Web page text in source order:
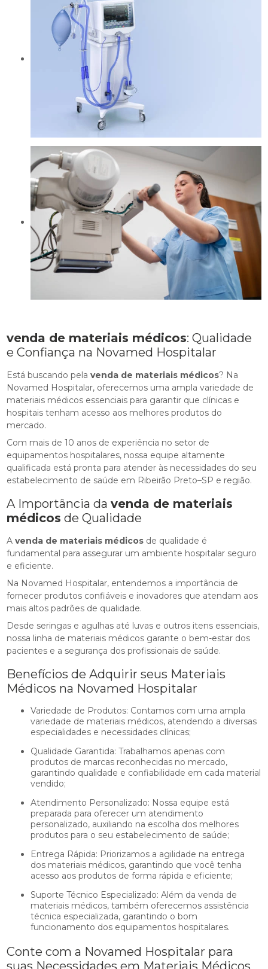
venda de materiais médicos: Qualidade
e Confiança na Novamed Hospitalar
Está buscando pelavenda de materiais médicos? Na
Novamed Hospitalar, oferecemos uma ampla variedade de
materiais médicos essenciais para garantir que clínicas e
hospitais tenham acesso aos melhores produtos do
mercado.
Com mais de 10 anos de experiência no setor de
equipamentos hospitalares, nossa equipe altamente
qualificada está pronta para atender às necessidades do seu
estabelecimento de saúde em Ribeirão Preto–SP e região.
A Importância davenda de materiais
médicos de Qualidade
Avenda de materiais médicos de qualidade é
fundamental para assegurar um ambiente hospitalar seguro
e eficiente.
Na Novamed Hospitalar, entendemos a importância de
fornecer produtos confiáveis e inovadores que atendam aos
mais altos padrões de qualidade.
Desde seringas e agulhas até luvas e outros itens essenciais,
nossa linha de materiais médicos garante o bem-estar dos
pacientes e a segurança dos profissionais de saúde.
Benefícios de Adquirir seus Materiais
Médicos na Novamed Hospitalar
Variedade de Produtos: Contamos com uma ampla
variedade de materiais médicos, atendendo a diversas
especialidades e necessidades clínicas;
Qualidade Garantida: Trabalhamos apenas com
produtos de marcas reconhecidas no mercado,
garantindo qualidade e confiabilidade em cada material
vendido;
Atendimento Personalizado: Nossa equipe está
preparada para oferecer um atendimento
personalizado, auxiliando na escolha dos melhores
produtos para o seu estabelecimento de saúde;
Entrega Rápida: Priorizamos a agilidade na entrega
dos materiais médicos, garantindo que você tenha
acesso aos produtos de forma rápida e eficiente;
Suporte Técnico Especializado: Além da venda de
materiais médicos, também oferecemos assistência
técnica especializada, garantindo o bom
funcionamento dos equipamentos hospitalares.
Conte com a Novamed Hospitalar para
suas Necessidades em Materiais Médicos